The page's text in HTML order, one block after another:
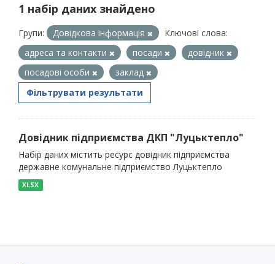
1 набір даних знайдено
Групи: Довідкова інформація
Ключові слова:
адреса та контакти
посади
довідник
посадові особи
заклад
Фільтрувати результати
Довідник підприємства ДКП "Луцьктепло"
Набір даних містить ресурс довідник підприємства
державне комунальне підприємство Луцьктепло
XLSX